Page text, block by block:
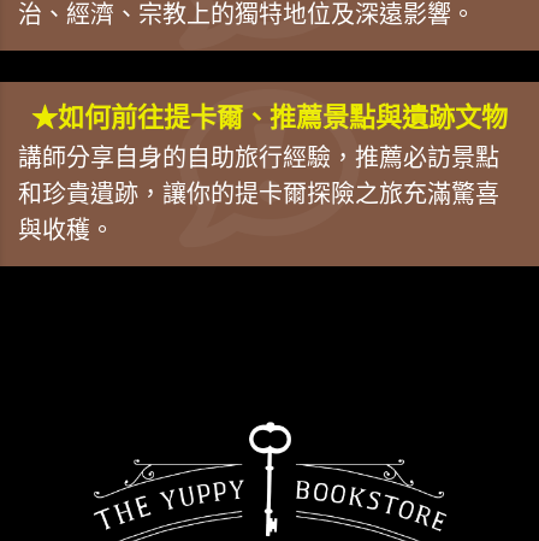
治、經濟、宗教上的獨特地位及深遠影響。
★如何前往提卡爾、推薦景點與遺跡文物
講師分享自身的自助旅行經驗，推薦必訪景點
和珍貴遺跡，讓你的提卡爾探險之旅充滿驚喜
與收穫。